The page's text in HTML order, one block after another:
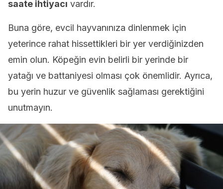
saate ihtiyacı vardır.
Buna göre, evcil hayvanınıza dinlenmek için
yeterince rahat hissettikleri bir yer verdiğinizden
emin olun. Köpeğin evin belirli bir yerinde bir
yatağı ve battaniyesi olması çok önemlidir. Ayrıca,
bu yerin huzur ve güvenlik sağlaması gerektiğini
unutmayın.